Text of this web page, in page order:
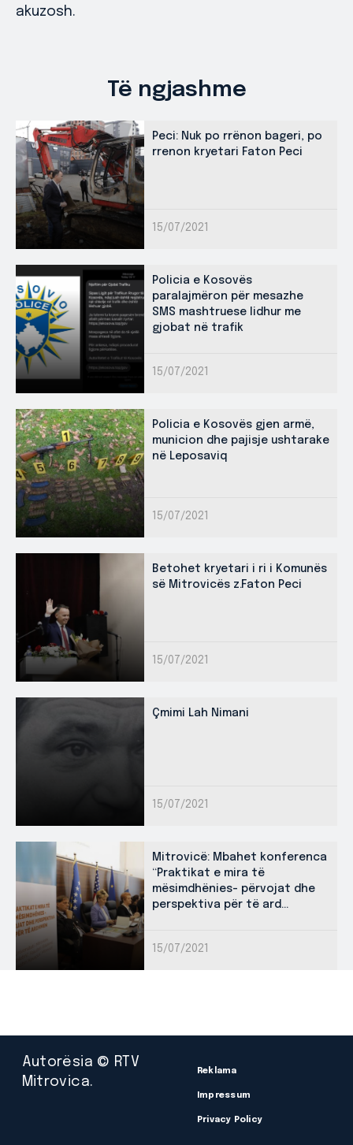
akuzosh.
Të ngjashme
Peci: Nuk po rrënon bageri, po
rrenon kryetari Faton Peci
15/07/2021
Policia e Kosovës
paralajmëron për mesazhe
SMS mashtruese lidhur me
gjobat në trafik
15/07/2021
Policia e Kosovës gjen armë,
municion dhe pajisje ushtarake
në Leposaviq
15/07/2021
Betohet kryetari i ri i Komunës
së Mitrovicës z.Faton Peci
15/07/2021
Çmimi Lah Nimani
15/07/2021
Mitrovicë: Mbahet konferenca
“Praktikat e mira të
mësimdhënies- përvojat dhe
perspektiva për të ard...
15/07/2021
Autorësia © RTV
Mitrovica.
Reklama
Impressum
Privacy Policy